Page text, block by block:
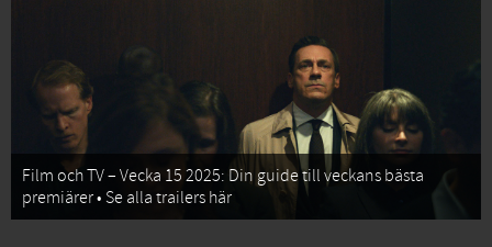
Film och TV – Vecka 15 2025: Din guide till veckans bästa
premiärer • Se alla trailers här